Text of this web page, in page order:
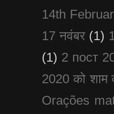
14th
17 नवंबर (1)
(1) 2 пост
2020 को शाम
Orações